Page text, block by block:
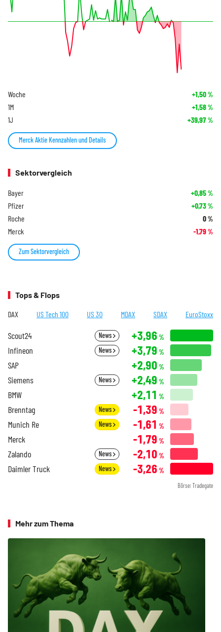
Woche +1,50%
1M +1,58%
1J +39,97%
Merck Aktie Kennzahlen und Details
Sektorvergleich
Bayer +0,85%
Pfizer +0,73%
Roche 0%
Merck -1,79%
Zum Sektorvergleich
Tops & Flops
DAX US Tech 100 US 30 MDAX SDAX EuroStoxx
Scout24 News +3,96 %
Infineon News +3,79 %
SAP +2,90 %
Siemens News +2,49 %
BMW +2,11 %
Brenntag News -1,39 %
Munich Re News -1,61 %
Merck -1,79 %
Zalando News -2,10 %
Daimler Truck News -3,26 %
Börse: Tradegate
Mehr zum Thema